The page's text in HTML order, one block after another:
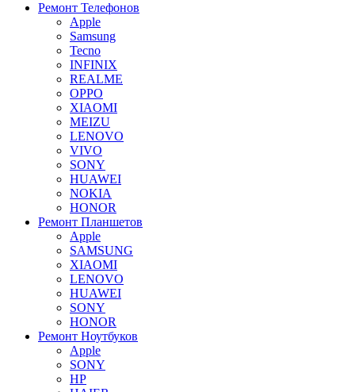
Ремонт Телефонов
Apple
Samsung
Tecno
INFINIX
REALME
OPPO
XIAOMI
MEIZU
LENOVO
VIVO
SONY
HUAWEI
NOKIA
HONOR
Ремонт Планшетов
Apple
SAMSUNG
XIAOMI
LENOVO
HUAWEI
SONY
HONOR
Ремонт Ноутбуков
Apple
SONY
HP